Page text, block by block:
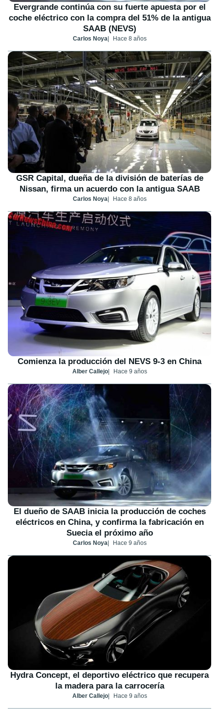
Evergrande continúa con su fuerte apuesta por el
coche eléctrico con la compra del 51% de la antigua
SAAB (NEVS)
Carlos Noya Hace 8 años
GSR Capital, dueña de la división de baterías de
Nissan, firma un acuerdo con la antigua SAAB
Carlos Noya Hace 8 años
Comienza la producción del NEVS 9-3 en China
Alber Callejo Hace 9 años
El dueño de SAAB inicia la producción de coches
eléctricos en China, y confirma la fabricación en
Suecia el próximo año
Carlos Noya Hace 9 años
Hydra Concept, el deportivo eléctrico que recupera
la madera para la carrocería
Alber Callejo Hace 9 años